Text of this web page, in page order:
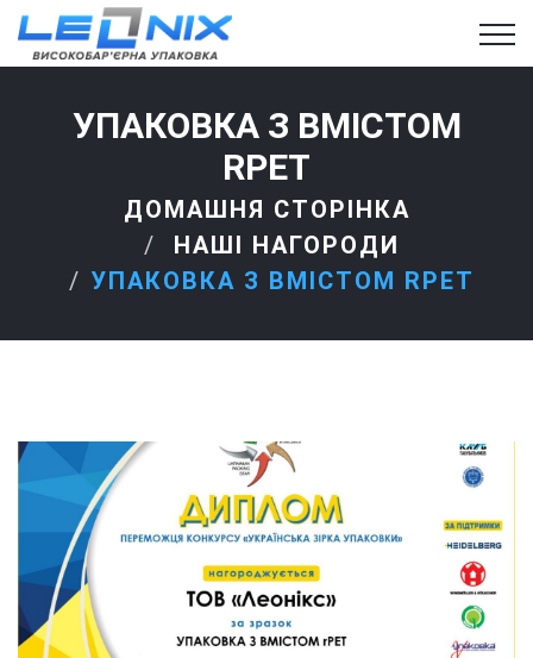
УПАКОВКА З ВМІСТОМ
RPET
ДОМАШНЯ СТОРІНКА
НАШІ НАГОРОДИ
УПАКОВКА З ВМІСТОМ RPET